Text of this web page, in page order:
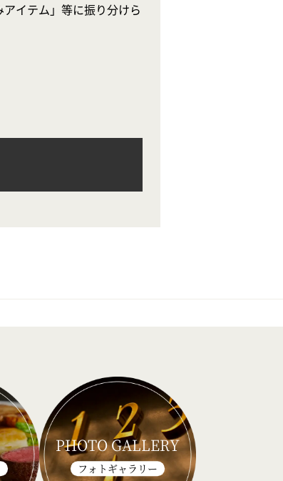
イテム」等に振り分けら
PHOTO GALLERY
フォトギャラリー